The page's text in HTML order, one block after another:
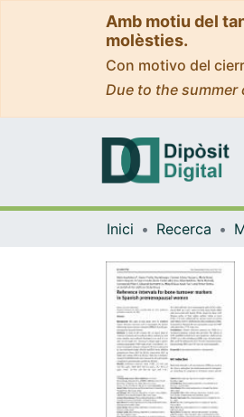
Amb motiu del
molèsties.
Con motivo del
Due to the
Inici Recerca